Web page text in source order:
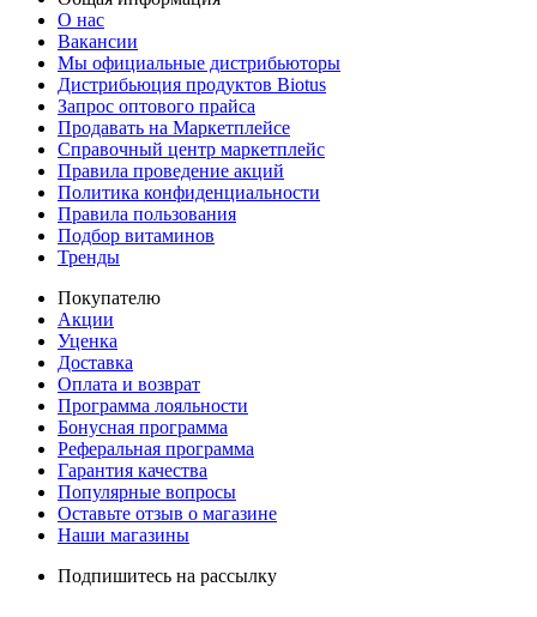
О нас
Вакансии
Мы официальные дистрибьюторы
Дистрибьюция продуктов Biotus
Запрос оптового прайса
Продавать на Маркетплейсе
Справочный центр маркетплейс
Правила проведение акций
Политика конфиденциальности
Правила пользования
Подбор витаминов
Тренды
Покупателю
Акции
Уценка
Доставка
Оплата и возврат
Программа лояльности
Бонусная программа
Реферальная программа
Гарантия качества
Популярные вопросы
Оставьте отзыв о магазине
Наши магазины
Подпишитесь на рассылку